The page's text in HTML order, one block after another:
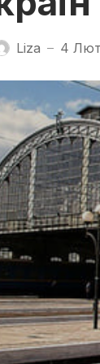
Liza — 4